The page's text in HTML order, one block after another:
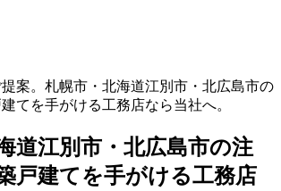
案。札幌市・北海道江別市・北広島市の
てを手がける工務店なら当社へ。
道江別市・北広島市の注
戸建てを手がける工務店